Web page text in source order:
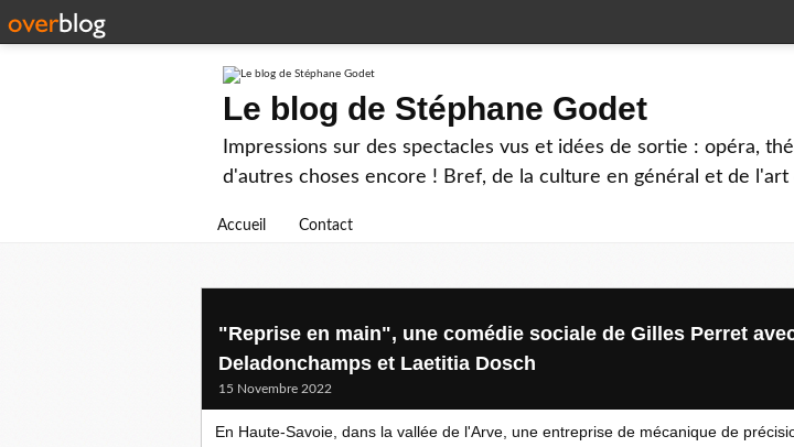
Le blog de Stéphane Godet
Impressions sur des spectacles vus et idées de sortie : opéra,
d'autres choses encore ! Bref, de la culture en général et de
Accueil Contact
"Reprise en main", une comédie sociale de Gilles Perret
Deladonchamps et Laetitia Dosch
15 Novembre 2022
En Haute-Savoie, dans la vallée de l'Arve, une entreprise de mécanique de